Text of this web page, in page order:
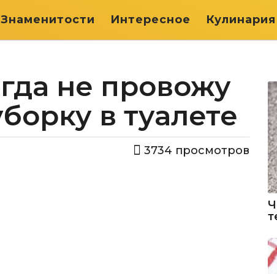
Знаменитости Интересное Кулинария
не провожу
в туалете
3734 просмотров